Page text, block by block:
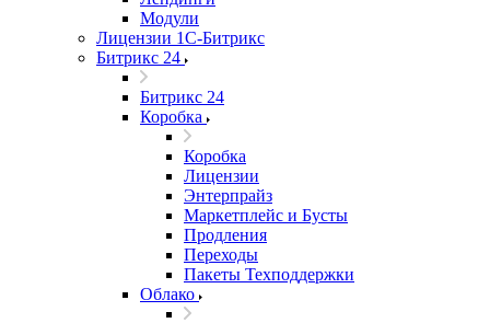
Модули
Лицензии 1С-Битрикс
Битрикс 24
Битрикс 24
Коробка
Коробка
Лицензии
Энтерпрайз
Маркетплейс и Бусты
Продления
Переходы
Пакеты Техподдержки
Облако